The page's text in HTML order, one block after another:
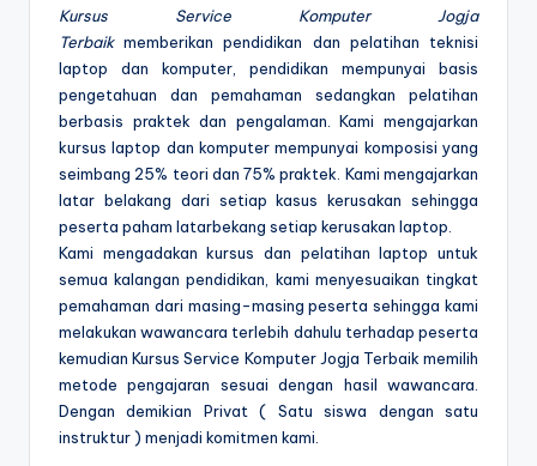
Kursus Service Komputer Jogja
Terbaikmemberikan pendidikan dan pelatihan teknisi
laptop dan komputer, pendidikan mempunyai basis
pengetahuan dan pemahaman sedangkan pelatihan
berbasis praktek dan pengalaman. Kami mengajarkan
kursus laptop dan komputer mempunyai komposisi yang
seimbang 25% teori dan 75% praktek. Kami mengajarkan
latar belakang dari setiap kasus kerusakan sehingga
peserta paham latarbekang setiap kerusakan laptop.
Kami mengadakan kursus dan pelatihan laptop untuk
semua kalangan pendidikan, kami menyesuaikan tingkat
pemahaman dari masing-masing peserta sehingga kami
melakukan wawancara terlebih dahulu terhadap peserta
kemudian Kursus Service Komputer Jogja Terbaik memilih
metode pengajaran sesuai dengan hasil wawancara.
Dengan demikian Privat ( Satu siswa dengan satu
instruktur ) menjadi komitmen kami.